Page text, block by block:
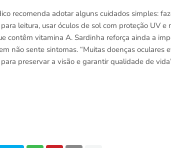
recomenda adotar alguns cuidados simples:
leitura, usar óculos de sol com proteção UV
contêm vitamina A. Sardinha reforça ainda a
não sente sintomas. “Muitas doenças oculares
preservar a visão e garantir qualidade de